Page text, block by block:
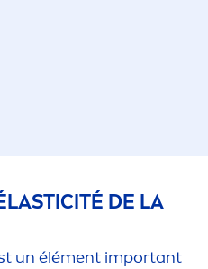
DE LA
un élément important